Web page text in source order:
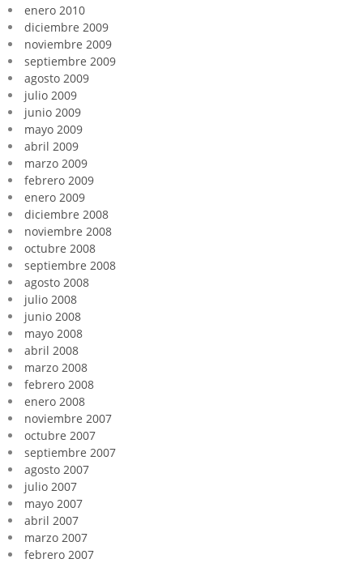
enero 2010
diciembre 2009
noviembre 2009
septiembre 2009
agosto 2009
julio 2009
junio 2009
mayo 2009
abril 2009
marzo 2009
febrero 2009
enero 2009
diciembre 2008
noviembre 2008
octubre 2008
septiembre 2008
agosto 2008
julio 2008
junio 2008
mayo 2008
abril 2008
marzo 2008
febrero 2008
enero 2008
noviembre 2007
octubre 2007
septiembre 2007
agosto 2007
julio 2007
mayo 2007
abril 2007
marzo 2007
febrero 2007